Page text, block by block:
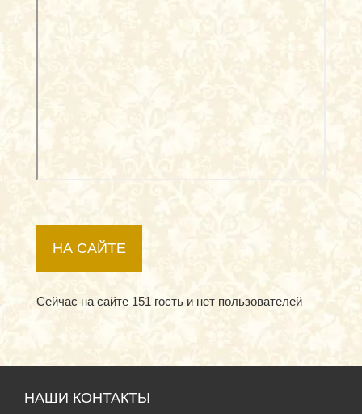
НА САЙТЕ
Сейчас на сайте 151 гость и нет пользователей
НАШИ КОНТАКТЫ